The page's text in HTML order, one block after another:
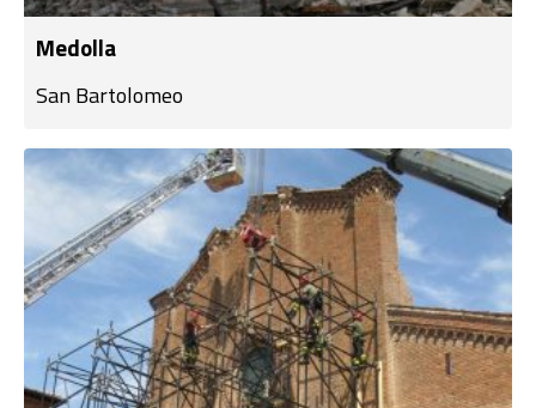
Medolla
San Bartolomeo